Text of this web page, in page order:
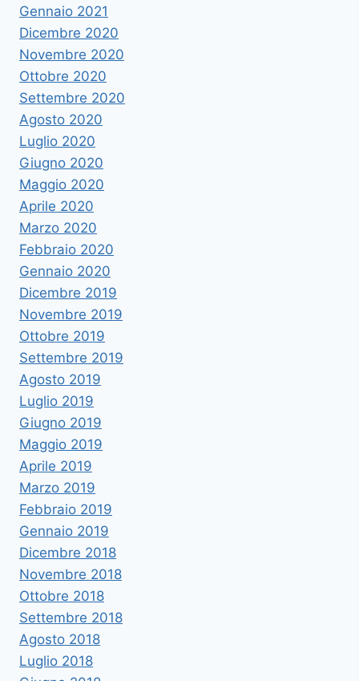
Gennaio 2021
Dicembre 2020
Novembre 2020
Ottobre 2020
Settembre 2020
Agosto 2020
Luglio 2020
Giugno 2020
Maggio 2020
Aprile 2020
Marzo 2020
Febbraio 2020
Gennaio 2020
Dicembre 2019
Novembre 2019
Ottobre 2019
Settembre 2019
Agosto 2019
Luglio 2019
Giugno 2019
Maggio 2019
Aprile 2019
Marzo 2019
Febbraio 2019
Gennaio 2019
Dicembre 2018
Novembre 2018
Ottobre 2018
Settembre 2018
Agosto 2018
Luglio 2018